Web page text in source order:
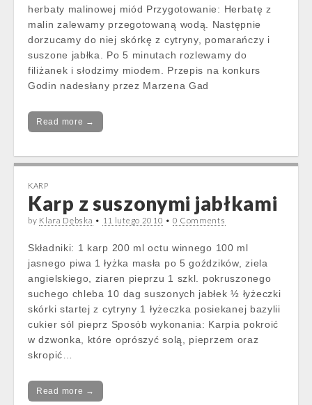
herbaty malinowej miód Przygotowanie: Herbatę z
malin zalewamy przegotowaną wodą. Następnie
dorzucamy do niej skórkę z cytryny, pomarańczy i
suszone jabłka. Po 5 minutach rozlewamy do
filiżanek i słodzimy miodem. Przepis na konkurs
Godin nadesłany przez Marzena Gad
Read more →
KARP
Karp z suszonymi jabłkami
by Klara Dębska • 11 lutego 2010 • 0 Comments
Składniki: 1 karp 200 ml octu winnego 100 ml
jasnego piwa 1 łyżka masła po 5 goździków, ziela
angielskiego, ziaren pieprzu 1 szkl. pokruszonego
suchego chleba 10 dag suszonych jabłek ½ łyżeczki
skórki startej z cytryny 1 łyżeczka posiekanej bazylii
cukier sól pieprz Sposób wykonania: Karpia pokroić
w dzwonka, które oprószyć solą, pieprzem oraz
skropić…
Read more →